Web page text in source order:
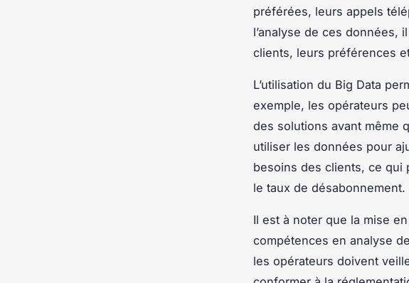
préférées, leurs appels
l’analyse de ces données,
clients, leurs préférences
L’utilisation du Big Data
exemple, les opérateurs
des solutions avant même
utiliser les données pour
besoins des clients, ce qui
le taux de désabonnement.
Il est à noter que la mise
compétences en analyse
les opérateurs doivent